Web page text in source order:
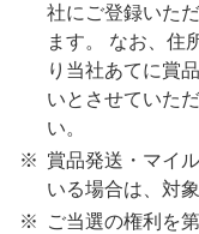
社にご登録いた
ます。 なお、住
り当社あてに賞
いとさせていた
い。
賞品発送・マイ
いる場合は、対
ご当選の権利を